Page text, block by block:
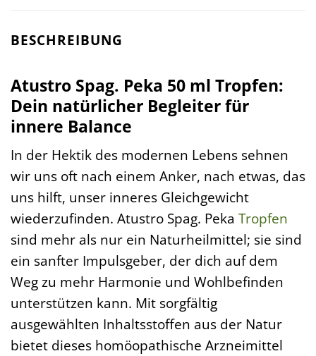
BESCHREIBUNG
Atustro Spag. Peka 50 ml Tropfen:
Dein natürlicher Begleiter für
innere Balance
In der Hektik des modernen Lebens sehnen
wir uns oft nach einem Anker, nach etwas, das
uns hilft, unser inneres Gleichgewicht
wiederzufinden. Atustro Spag. Peka Tropfen
sind mehr als nur ein Naturheilmittel; sie sind
ein sanfter Impulsgeber, der dich auf dem
Weg zu mehr Harmonie und Wohlbefinden
unterstützen kann. Mit sorgfältig
ausgewählten Inhaltsstoffen aus der Natur
bietet dieses homöopathische Arzneimittel